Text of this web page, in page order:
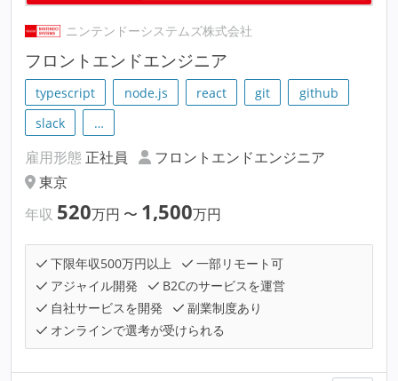
ニンテンドーシステムズ株式会社
フロントエンドエンジニア
typescript node.js react git
github
slack
…
雇用形態 正社員
フロントエンドエンジニア
東京
年収 520万円 〜 1,500万円
下限年収500万円以上
一部リモート可
アジャイル開発
B2Cのサービスを運営
自社サービスを開発
副業制度あり
オンラインで選考が受けられる